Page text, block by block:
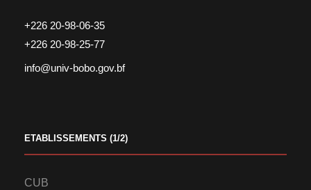
+226 20-98-06-35
+226 20-98-25-77
info@univ-bobo.gov.bf
ETABLISSEMENTS (1/2)
CUB